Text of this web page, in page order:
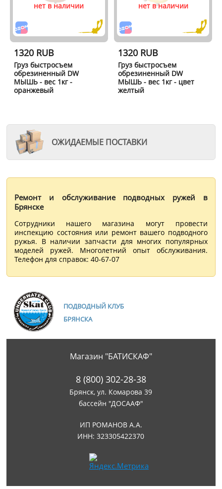
нет в наличии
1320 RUB
Груз быстросъем
обрезиненный DW
МЫШЬ - вес 1кг -
оранжевый
нет в наличии
1320 RUB
Груз быстросъем
обрезиненный DW
МЫШЬ - вес 1кг - цвет
желтый
ОЖИДАЕМЫЕ ПОСТАВКИ
Ремонт и обслуживание подводных ружей в
Брянске
Сотрудники нашего магазина могут провести
инспекцию состояния или ремонт вашего подводного
ружья. В наличии запчасти для многих популярных
моделей ружей. Многолетний опыт обслуживания.
Телефон для справок: 40-67-07
ПОДВОДНЫЙ КЛУБ
БРЯНСКА
Магазин "БАТИСКАФ"
8 (800) 302-28-38
Брянск, ул. Комарова 39
бассейн "ДОСААФ"
ИП РОМАНОВ А.А.
ИНН: 323305422370